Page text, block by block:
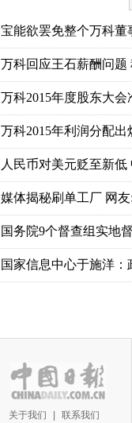
宝能欲罢免整个万科董
万科回应王石薪酬问题
万科2015年度股东大
万科2015年利润分配出
人民币对美元贬至新低
媒体揭秘刷单工厂 网
国务院9个督查组实地
国家信息中心于施洋：
关于我们 联系我们